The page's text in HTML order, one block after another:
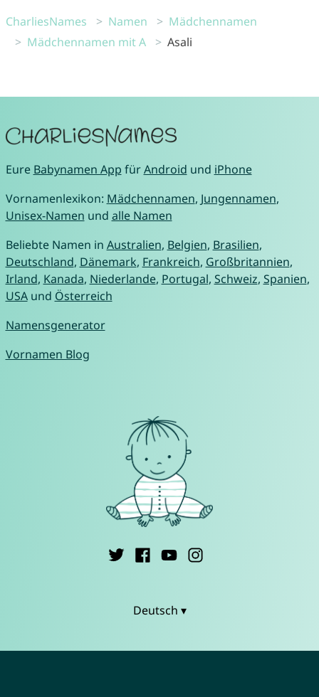
CharliesNames Namen
Mädchennamen
Mädchennamen mit A
Asali
Eure Babynamen App fürAndroid und iPhone
Vornamenlexikon: Mädchennamen, Jungennamen,
Unisex-Namen und alle Namen
Beliebte Namen in Australien, Belgien, Brasilien,
Deutschland, Dänemark, Frankreich, Großbritannien,
Irland, Kanada, Niederlande, Portugal, Schweiz, Spanien,
USAund Österreich
Namensgenerator
Vornamen Blog
Deutsch ▾